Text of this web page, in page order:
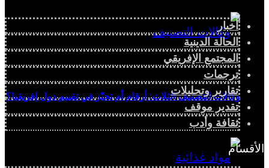
وكالات التصنيف الثلاث: أرقام أم تحيّز في تقييم دول إفريقيا؟
أخبار
الحالة الدينية
المجتمع الإفريقي
ترجمات
تقارير وتحليلات
تقدير موقف
ثقافة وأدب
الأقسام